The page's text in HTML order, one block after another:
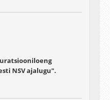
NSV ajalugu".